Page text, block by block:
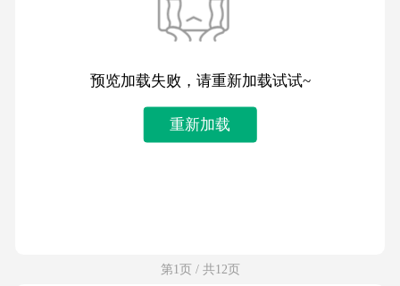
预览加载失败，请重新加载试试~
重新加载
第1页 / 共12页